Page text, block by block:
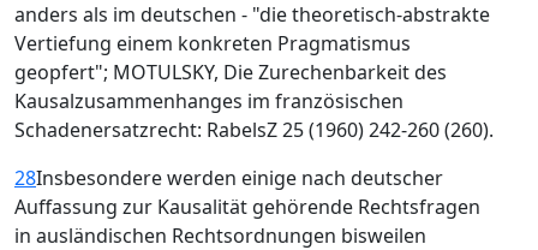
anders als im deutschen - "die theoretisch-abstrakte
Vertiefung einem konkreten Pragmatismus
geopfert"; MOTULSKY, Die Zurechenbarkeit des
Kausalzusammenhanges im französischen
Schadenersatzrecht: RabelsZ 25 (1960) 242-260 (260).
28Insbesondere werden einige nach deutscher
Auffassung zur Kausalität gehörende Rechtsfragen
in ausländischen Rechtsordnungen bisweilen